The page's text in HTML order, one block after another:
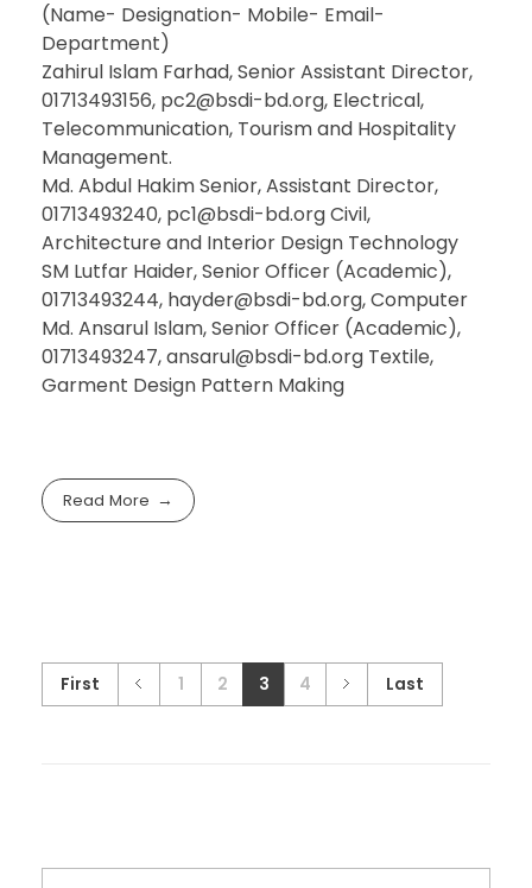
(Name- Designation- Mobile- Email-
Department)
Zahirul Islam Farhad, Senior Assistant Director,
01713493156, pc2@bsdi-bd.org, Electrical,
Telecommunication, Tourism and Hospitality
Management.
Md. Abdul Hakim Senior, Assistant Director,
01713493240, pc1@bsdi-bd.orgCivil,
Architecture and Interior Design Technology
SM Lutfar Haider, Senior Officer (Academic),
01713493244, hayder@bsdi-bd.org, Computer
Md. Ansarul Islam, Senior Officer (Academic),
01713493247,ansarul@bsdi-bd.org Textile,
Garment Design Pattern Making
Read More
First 1 2 3 4 Last